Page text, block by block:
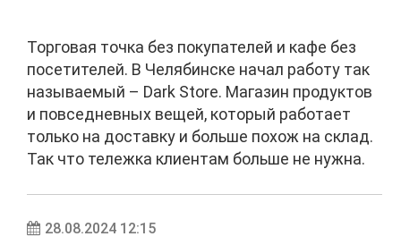
Торговая точка без покупателей и кафе без
посетителей. В Челябинске начал работу так
называемый – Dark Store. Магазин продуктов
и повседневных вещей, который работает
только на доставку и больше похож на склад.
Так что тележка клиентам больше не нужна.
28.08.2024 12:15